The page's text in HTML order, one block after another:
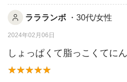
ララランボ ・30代/女性
2024年02月06日
しょっぱくて脂っこくてにん